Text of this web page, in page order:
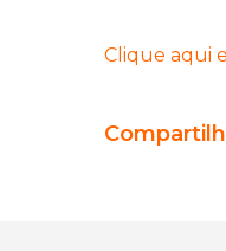
Clique aqui